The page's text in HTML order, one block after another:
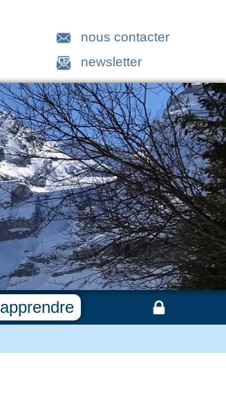
nous contacter
newsletter
apprendre